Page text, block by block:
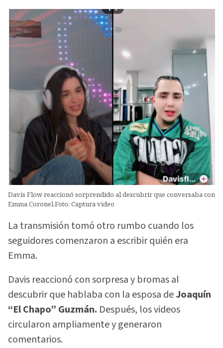
Davis Flow reaccionó sorprendido al descubrir que conversaba con
Emma Coronel.Foto: Captura video
La transmisión tomó otro rumbo cuando los
seguidores comenzaron a escribir quién era
Emma.
Davis reaccionó con sorpresa y bromas al
descubrir que hablaba con la esposa deJoaquín
“El Chapo” Guzmán. Después, los videos
circularon ampliamente y generaron
comentarios.